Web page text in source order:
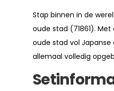
Stap binnen in de
oude stad (71861).
oude stad vol
allemaal volledig